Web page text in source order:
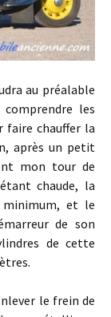
au préalable
les
faire chauffer la
après un petit
mon tour de
chaude, la
et le
de son
de cette
le frein de